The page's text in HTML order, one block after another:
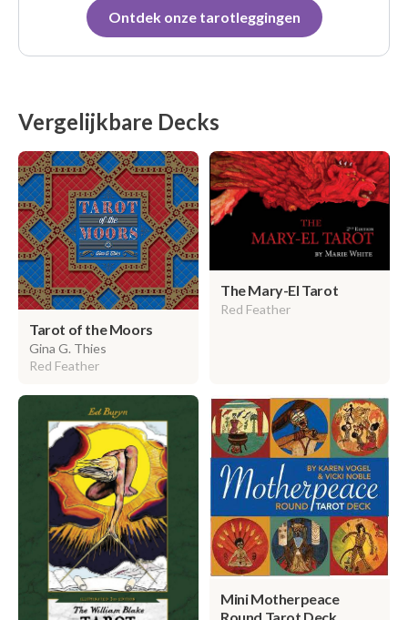
Ontdek onze tarotleggingen
Vergelijkbare Decks
Tarot of the Moors
Gina G. Thies
Red Feather
The Mary-El Tarot
Red Feather
Mini Motherpeace
Round Tarot Deck